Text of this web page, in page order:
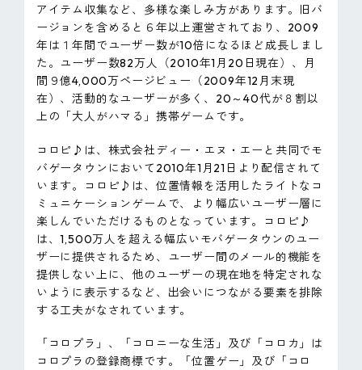
アイテム収集など、多様な楽しみ方があります。旧バ
ージョンを含めると６年以上運営されており、2009
年は１年間でユーザー数が10倍になるほど成長しまし
た。ユーザー数82万人（2010年1月20日現在）、月
間９億4,000万ページビュー（2009年12月末現
在）、活動的なユーザーが多く、20～40代が８割以
上の「大人がハマる」携帯ゲームです。
コロピ♪は、株式会社ディー・エヌ・エーと共同でモ
バゲータウンにおいて2010年1月21日より配信されて
います。コロピ♪は、位置情報を活用したライトなコ
ミュニケーションゲームで、より幅広いユーザー層に
楽しんでいただけるものとなっています。コロピ♪
は、1,500万人を超える幅広いモバゲータウンのユー
ザーに提供されるため、ユーザー間のメール的機能を
提供しない上に、他のユーザーの現在地を特定されな
いように表示するなど、出会いにつながる要素を排除
する工夫がなされています。
「コロプラ」、「コロニーな生活」及び「コロカ」は
コロプラの登録商標です。「位置ゲー」及び「コロ